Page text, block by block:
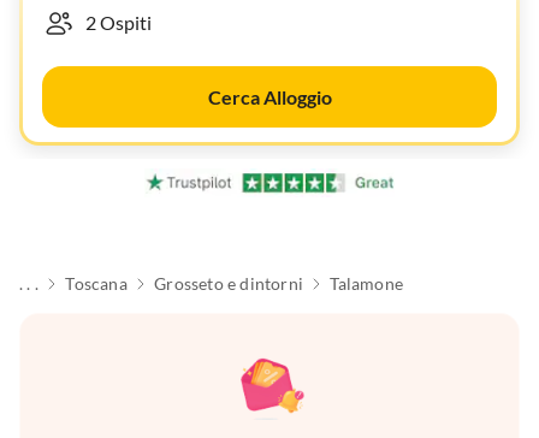
Cerca Alloggio
. . . Toscana Grosseto e dintorni Talamone